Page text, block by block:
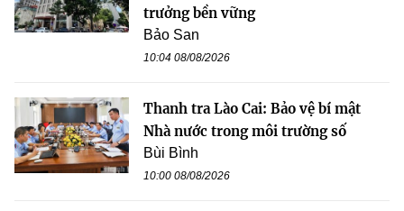
trưởng bền vững
Bảo San
10:04 08/08/2026
Thanh tra Lào Cai: Bảo vệ bí mật
Nhà nước trong môi trường số
Bùi Bình
10:00 08/08/2026